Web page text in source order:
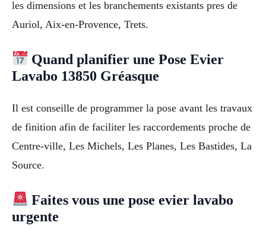
les dimensions et les branchements existants pres de
Auriol, Aix-en-Provence, Trets.
Quand planifier une Pose Evier
Lavabo 13850 Gréasque
Il est conseille de programmer la pose avant les travaux
de finition afin de faciliter les raccordements proche de
Centre-ville, Les Michels, Les Planes, Les Bastides, La
Source.
Faites vous une pose evier lavabo
urgente